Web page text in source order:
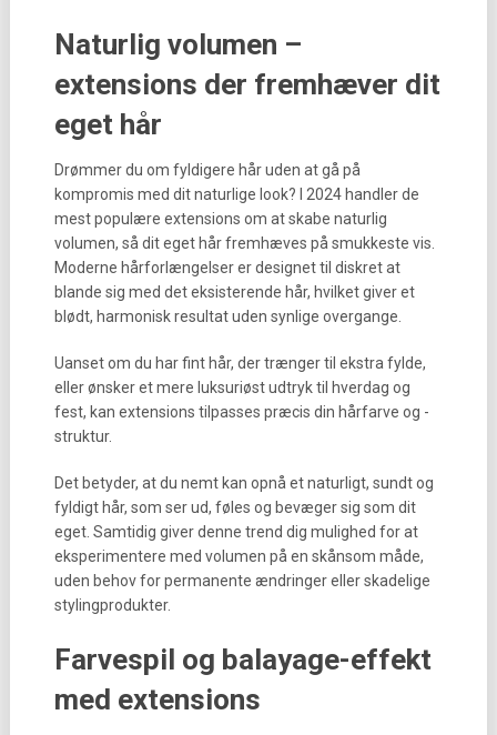
Naturlig volumen –
extensions der fremhæver dit
eget hår
Drømmer du om fyldigere hår uden at gå på
kompromis med dit naturlige look? I 2024 handler de
mest populære extensions om at skabe naturlig
volumen, så dit eget hår fremhæves på smukkeste vis.
Moderne hårforlængelser er designet til diskret at
blande sig med det eksisterende hår, hvilket giver et
blødt, harmonisk resultat uden synlige overgange.
Uanset om du har fint hår, der trænger til ekstra fylde,
eller ønsker et mere luksuriøst udtryk til hverdag og
fest, kan extensions tilpasses præcis din hårfarve og -
struktur.
Det betyder, at du nemt kan opnå et naturligt, sundt og
fyldigt hår, som ser ud, føles og bevæger sig som dit
eget. Samtidig giver denne trend dig mulighed for at
eksperimentere med volumen på en skånsom måde,
uden behov for permanente ændringer eller skadelige
stylingprodukter.
Farvespil og balayage-effekt
med extensions